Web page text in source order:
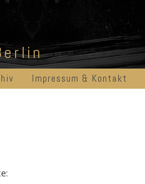
Impressum & Kontakt